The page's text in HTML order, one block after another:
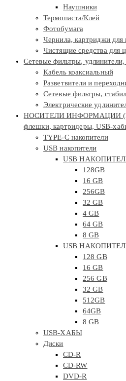
Наушники
Термопаста/Клей
Фотобумага
Чернила, картриджи для
Чистящие средства для
Сетевые фильтры, удлинители,
Кабель коаксиальный
Разветвители и
Сетевые фильтры,
Электрические
НОСИТЕЛИ ИНФОРМАЦИИ
флешки, картридеры, USB-
TYPE-C накопители
USB накопители
USB
128GB
16 GB
256GB
32 GB
4 GB
64 GB
8 GB
USB
128 GB
16 GB
256 GB
32 GB
512GB
64GB
8 GB
USB-ХАБЫ
Диски
CD-R
CD-RW
DVD-R